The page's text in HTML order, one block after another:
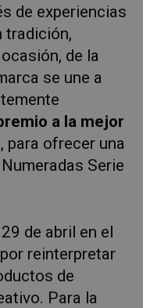
de experiencias
tradición,
de la
se une a
a la mejor
, para ofrecer una
Numeradas Serie
de abril en el
reinterpretar
de
Para la